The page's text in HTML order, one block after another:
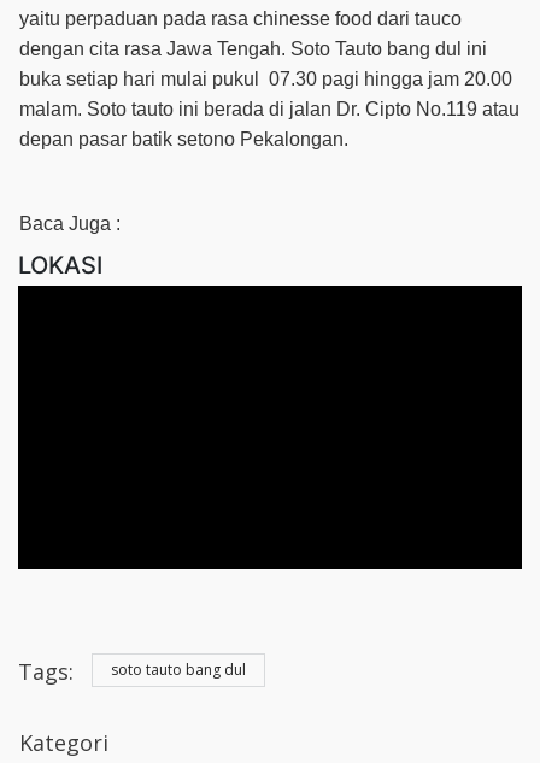
yaitu perpaduan pada rasa chinesse food dari tauco
dengan cita rasa Jawa Tengah. Soto Tauto bang dul ini
buka setiap hari mulai pukul 07.30 pagi hingga jam 20.00
malam. Soto tauto ini berada di jalan Dr. Cipto No.119 atau
depan pasar batik setono Pekalongan.
Baca Juga :
LOKASI
Tags: soto tauto bang dul
Kategori